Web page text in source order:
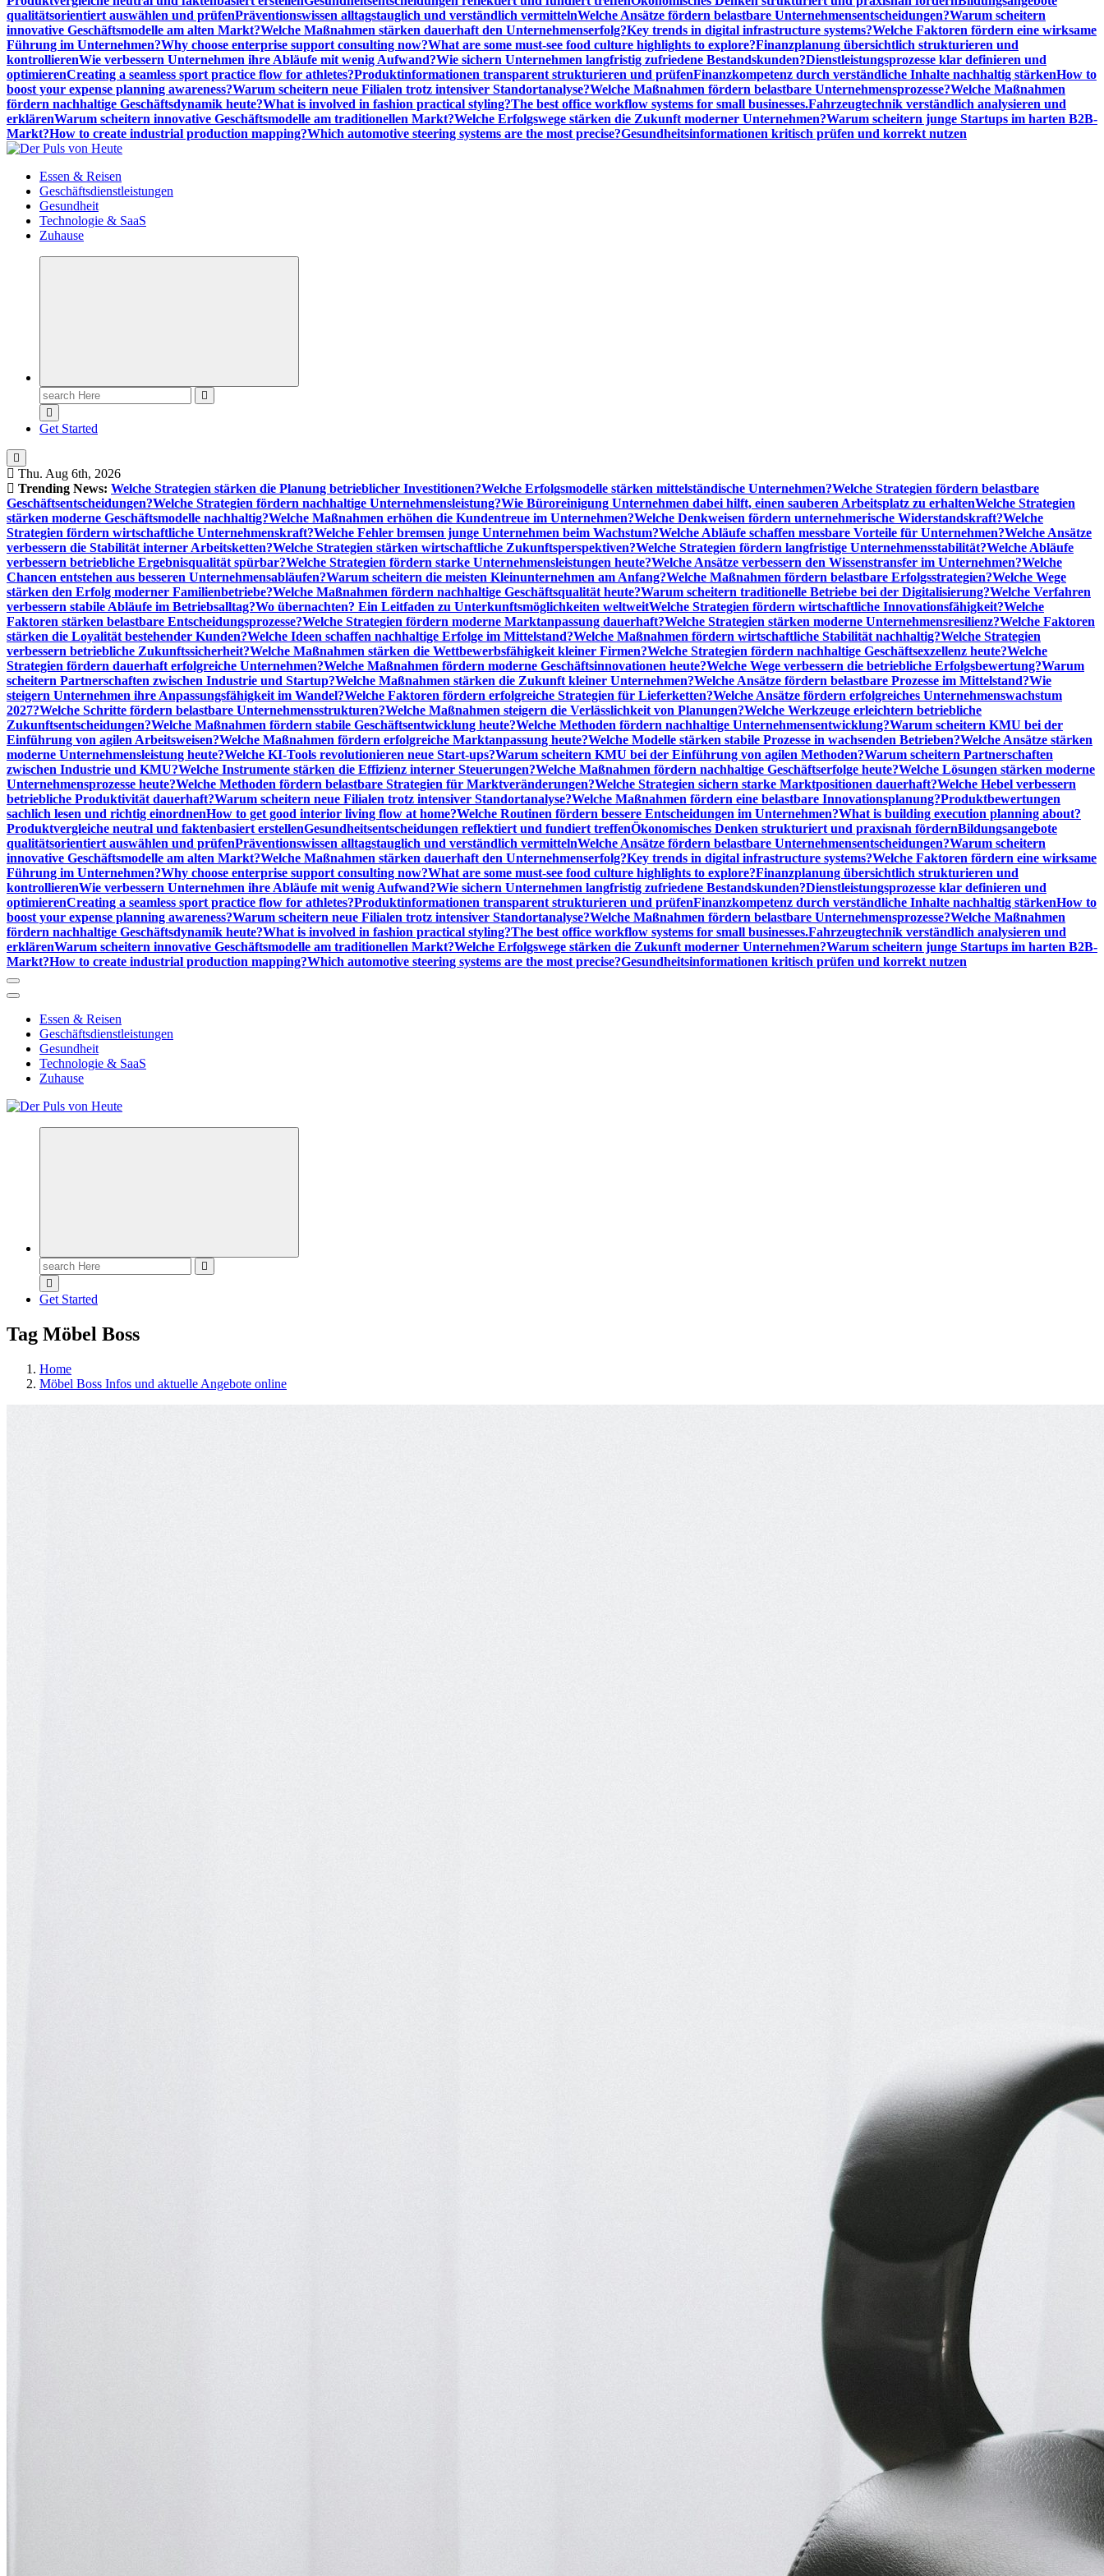
qualitätsorientiert auswählen und prüfenPräventionswissen alltagstauglich und verständlich vermittelnWelche Ansätze fördern belastbare Unternehmensentscheidungen?Warum scheitern
innovative Geschäftsmodelle am alten Markt?Welche Maßnahmen stärken dauerhaft den Unternehmenserfolg?Key trends in digital infrastructure systems?Welche Faktoren fördern eine wirksame
Führung im Unternehmen?Why choose enterprise support consulting now?What are some must-see food culture highlights to explore?Finanzplanung übersichtlich strukturieren und
kontrollierenWie verbessern Unternehmen ihre Abläufe mit wenig Aufwand?Wie sichern Unternehmen langfristig zufriedene Bestandskunden?Dienstleistungsprozesse klar definieren und
optimierenCreating a seamless sport practice flow for athletes?Produktinformationen transparent strukturieren und prüfenFinanzkompetenz durch verständliche Inhalte nachhaltig stärkenHow to
boost your expense planning awareness?Warum scheitern neue Filialen trotz intensiver Standortanalyse?Welche Maßnahmen fördern belastbare Unternehmensprozesse?Welche Maßnahmen
fördern nachhaltige Geschäftsdynamik heute?What is involved in fashion practical styling?The best office workflow systems for small businesses.Fahrzeugtechnik verständlich analysieren und
erklärenWarum scheitern innovative Geschäftsmodelle am traditionellen Markt?Welche Erfolgswege stärken die Zukunft moderner Unternehmen?Warum scheitern junge Startups im harten B2B-
Markt?How to create industrial production mapping?Which automotive steering systems are the most precise?Gesundheitsinformationen kritisch prüfen und korrekt nutzen
Meldungen die Resonanz finden
Essen & Reisen
Geschäftsdienstleistungen
Gesundheit
Technologie & SaaS
Zuhause
Search
for:
Get Started
Thu. Aug 6th, 2026
Trending News: Welche Strategien stärken die Planung betrieblicher Investitionen?Welche Erfolgsmodelle stärken mittelständische Unternehmen?Welche Strategien fördern belastbare
Geschäftsentscheidungen?Welche Strategien fördern nachhaltige Unternehmensleistung?Wie Büroreinigung Unternehmen dabei hilft, einen sauberen Arbeitsplatz zu erhaltenWelche Strategien
stärken moderne Geschäftsmodelle nachhaltig?Welche Maßnahmen erhöhen die Kundentreue im Unternehmen?Welche Denkweisen fördern unternehmerische Widerstandskraft?Welche
Strategien fördern wirtschaftliche Unternehmenskraft?Welche Fehler bremsen junge Unternehmen beim Wachstum?Welche Abläufe schaffen messbare Vorteile für Unternehmen?Welche Ansätze
verbessern die Stabilität interner Arbeitsketten?Welche Strategien stärken wirtschaftliche Zukunftsperspektiven?Welche Strategien fördern langfristige Unternehmensstabilität?Welche Abläufe
verbessern betriebliche Ergebnisqualität spürbar?Welche Strategien fördern starke Unternehmensleistungen heute?Welche Ansätze verbessern den Wissenstransfer im Unternehmen?Welche
Chancen entstehen aus besseren Unternehmensabläufen?Warum scheitern die meisten Kleinunternehmen am Anfang?Welche Maßnahmen fördern belastbare Erfolgsstrategien?Welche Wege
stärken den Erfolg moderner Familienbetriebe?Welche Maßnahmen fördern nachhaltige Geschäftsqualität heute?Warum scheitern traditionelle Betriebe bei der Digitalisierung?Welche Verfahren
verbessern stabile Abläufe im Betriebsalltag?Wo übernachten? Ein Leitfaden zu Unterkunftsmöglichkeiten weltweitWelche Strategien fördern wirtschaftliche Innovationsfähigkeit?Welche
Faktoren stärken belastbare Entscheidungsprozesse?Welche Strategien fördern moderne Marktanpassung dauerhaft?Welche Strategien stärken moderne Unternehmensresilienz?Welche Faktoren
stärken die Loyalität bestehender Kunden?Welche Ideen schaffen nachhaltige Erfolge im Mittelstand?Welche Maßnahmen fördern wirtschaftliche Stabilität nachhaltig?Welche Strategien
verbessern betriebliche Zukunftssicherheit?Welche Maßnahmen stärken die Wettbewerbsfähigkeit kleiner Firmen?Welche Strategien fördern nachhaltige Geschäftsexzellenz heute?Welche
Strategien fördern dauerhaft erfolgreiche Unternehmen?Welche Maßnahmen fördern moderne Geschäftsinnovationen heute?Welche Wege verbessern die betriebliche Erfolgsbewertung?Warum
scheitern Partnerschaften zwischen Industrie und Startup?Welche Maßnahmen stärken die Zukunft kleiner Unternehmen?Welche Ansätze fördern belastbare Prozesse im Mittelstand?Wie
steigern Unternehmen ihre Anpassungsfähigkeit im Wandel?Welche Faktoren fördern erfolgreiche Strategien für Lieferketten?Welche Ansätze fördern erfolgreiches Unternehmenswachstum
2027?Welche Schritte fördern belastbare Unternehmensstrukturen?Welche Maßnahmen steigern die Verlässlichkeit von Planungen?Welche Werkzeuge erleichtern betriebliche
Zukunftsentscheidungen?Welche Maßnahmen fördern stabile Geschäftsentwicklung heute?Welche Methoden fördern nachhaltige Unternehmensentwicklung?Warum scheitern KMU bei der
Einführung von agilen Arbeitsweisen?Welche Maßnahmen fördern erfolgreiche Marktanpassung heute?Welche Modelle stärken stabile Prozesse in wachsenden Betrieben?Welche Ansätze stärken
moderne Unternehmensleistung heute?Welche KI-Tools revolutionieren neue Start-ups?Warum scheitern KMU bei der Einführung von agilen Methoden?Warum scheitern Partnerschaften
zwischen Industrie und KMU?Welche Instrumente stärken die Effizienz interner Steuerungen?Welche Maßnahmen fördern nachhaltige Geschäftserfolge heute?Welche Lösungen stärken moderne
Unternehmensprozesse heute?Welche Methoden fördern belastbare Strategien für Marktveränderungen?Welche Strategien sichern starke Marktpositionen dauerhaft?Welche Hebel verbessern
betriebliche Produktivität dauerhaft?Warum scheitern neue Filialen trotz intensiver Standortanalyse?Welche Maßnahmen fördern eine belastbare Innovationsplanung?Produktbewertungen
sachlich lesen und richtig einordnenHow to get good interior living flow at home?Welche Routinen fördern bessere Entscheidungen im Unternehmen?What is building execution planning about?
Produktvergleiche neutral und faktenbasiert erstellenGesundheitsentscheidungen reflektiert und fundiert treffenÖkonomisches Denken strukturiert und praxisnah fördernBildungsangebote
qualitätsorientiert auswählen und prüfenPräventionswissen alltagstauglich und verständlich vermittelnWelche Ansätze fördern belastbare Unternehmensentscheidungen?Warum scheitern
innovative Geschäftsmodelle am alten Markt?Welche Maßnahmen stärken dauerhaft den Unternehmenserfolg?Key trends in digital infrastructure systems?Welche Faktoren fördern eine wirksame
Führung im Unternehmen?Why choose enterprise support consulting now?What are some must-see food culture highlights to explore?Finanzplanung übersichtlich strukturieren und
kontrollierenWie verbessern Unternehmen ihre Abläufe mit wenig Aufwand?Wie sichern Unternehmen langfristig zufriedene Bestandskunden?Dienstleistungsprozesse klar definieren und
optimierenCreating a seamless sport practice flow for athletes?Produktinformationen transparent strukturieren und prüfenFinanzkompetenz durch verständliche Inhalte nachhaltig stärkenHow to
boost your expense planning awareness?Warum scheitern neue Filialen trotz intensiver Standortanalyse?Welche Maßnahmen fördern belastbare Unternehmensprozesse?Welche Maßnahmen
fördern nachhaltige Geschäftsdynamik heute?What is involved in fashion practical styling?The best office workflow systems for small businesses.Fahrzeugtechnik verständlich analysieren und
erklärenWarum scheitern innovative Geschäftsmodelle am traditionellen Markt?Welche Erfolgswege stärken die Zukunft moderner Unternehmen?Warum scheitern junge Startups im harten B2B-
Markt?How to create industrial production mapping?Which automotive steering systems are the most precise?Gesundheitsinformationen kritisch prüfen und korrekt nutzen
Essen & Reisen
Geschäftsdienstleistungen
Gesundheit
Technologie & SaaS
Zuhause
Meldungen die Resonanz finden
Search
for:
Get Started
Tag Möbel Boss
Home
Möbel Boss Infos und aktuelle Angebote online